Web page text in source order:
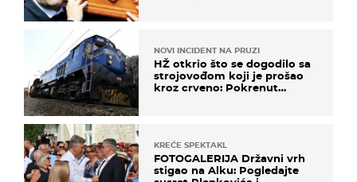
NOVI INCIDENT NA PRUZI
HŽ otkrio što se dogodilo sa
strojovođom koji je prošao
kroz crveno: Pokrenut
KREĆE SPEKTAKL
FOTOGALERIJA Državni vrh
stigao na Alku: Pogledajte